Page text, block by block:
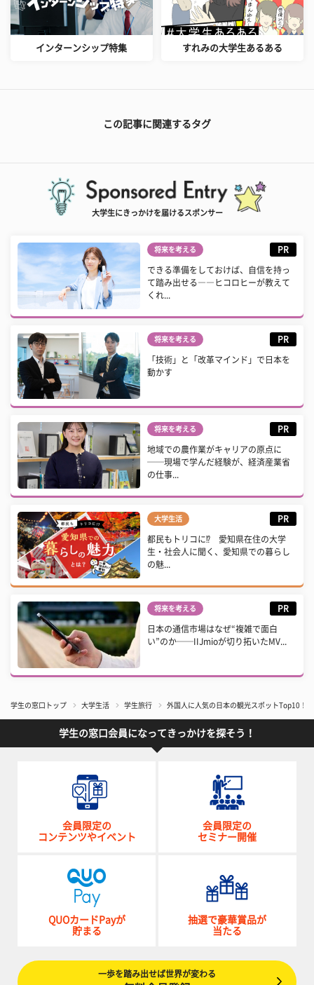
インターンシップ特集 すれみの大学生あるある
この記事に関連するタグ
大学生にきっかけを届けるスポンサー
将来を考える PR
できる準備をしておけば、自信を持っ
て踏み出せる――ヒコロヒーが教えて
くれ...
将来を考える PR
「技術」と「改革マインド」で日本を
動かす
将来を考える PR
地域での農作業がキャリアの原点に
──現場で学んだ経験が、経済産業省
の仕事...
大学生活 PR
都民もトリコに⁉ 愛知県在住の大学
生・社会人に聞く、愛知県での暮らし
の魅...
将来を考える PR
日本の通信市場はなぜ“複雑で面白
い”のか──IIJmioが切り拓いたMV...
学生の窓口トップ 大学生活 学生旅行 外国人に人気の日本の観光スポットTop10！
学生の窓口会員になってきっかけを探そう！
会員限定の
コンテンツやイベント
会員限定の
セミナー開催
QUOカードPayが
貯まる
抽選で豪華賞品が
当たる
一歩を踏み出せば世界が変わる